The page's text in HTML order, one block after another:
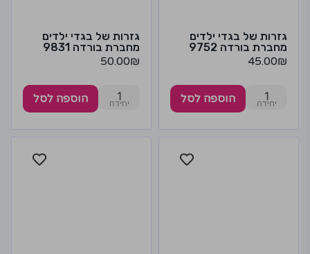
גזרות של בגדי ילדים
מחברת בורדה 9752
45.00₪
1 הוספה לסל
גזרות של בגדי ילדים
מחברת בורדה 9831
50.00₪
1 הוספה לסל